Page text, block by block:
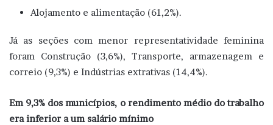
Alojamento e alimentação (61,2%).
Já as seções com menor representatividade feminina
foram Construção (3,6%), Transporte, armazenagem e
correio (9,3%) e Indústrias extrativas (14,4%).
Em 9,3% dos municípios, o rendimento médio do trabalho
era inferior a um salário mínimo